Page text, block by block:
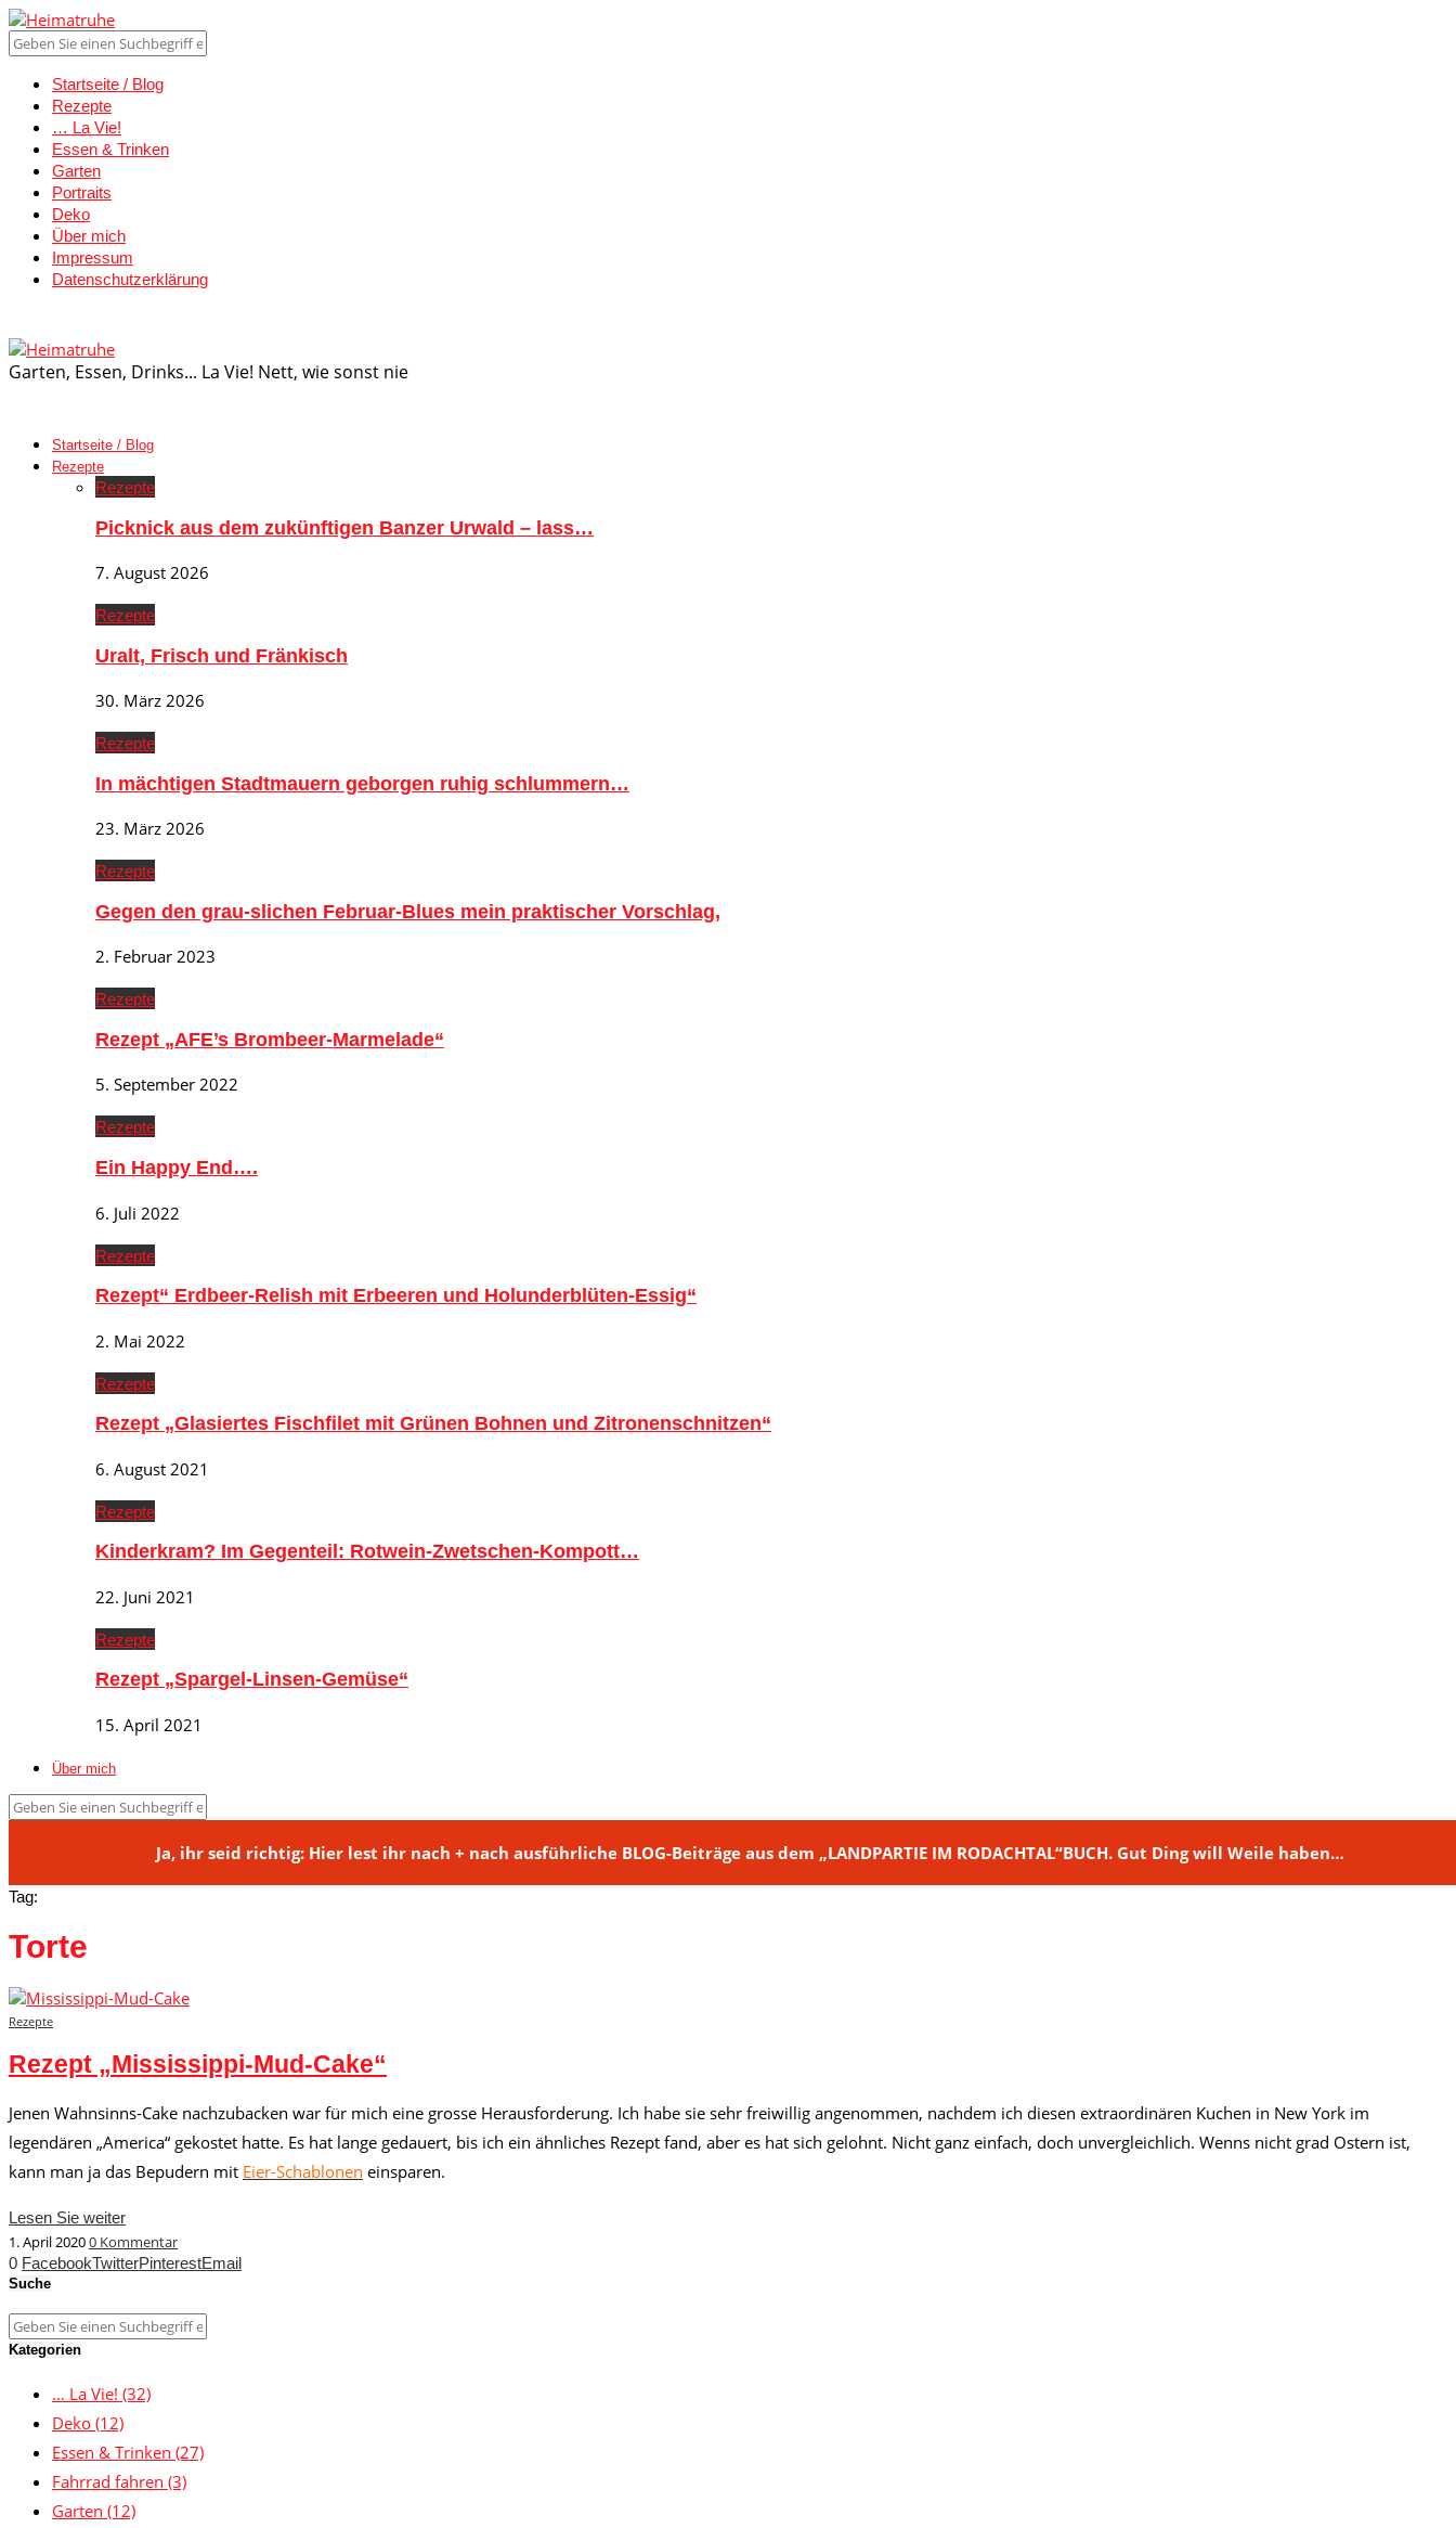
Startseite / Blog
Rezepte
… La Vie!
Essen & Trinken
Garten
Portraits
Deko
Über mich
Impressum
Datenschutzerklärung
Garten, Essen, Drinks... La Vie! Nett, wie sonst nie
Startseite / Blog
Rezepte
Rezepte
Picknick aus dem zukünftigen Banzer Urwald – lass…
7. August 2026
Rezepte
Uralt, Frisch und Fränkisch
30. März 2026
Rezepte
In mächtigen Stadtmauern geborgen ruhig schlummern…
23. März 2026
Rezepte
Gegen den grau-slichen Februar-Blues mein praktischer Vorschlag,
2. Februar 2023
Rezepte
Rezept „AFE’s Brombeer-Marmelade“
5. September 2022
Rezepte
Ein Happy End….
6. Juli 2022
Rezepte
Rezept“ Erdbeer-Relish mit Erbeeren und Holunderblüten-Essig“
2. Mai 2022
Rezepte
Rezept „Glasiertes Fischfilet mit Grünen Bohnen und Zitronenschnitzen“
6. August 2021
Rezepte
Kinderkram? Im Gegenteil: Rotwein-Zwetschen-Kompott…
22. Juni 2021
Rezepte
Rezept „Spargel-Linsen-Gemüse“
15. April 2021
Über mich
Ja, ihr seid richtig: Hier lest ihr nach + nach ausführliche BLOG-Beiträge aus dem „LANDPARTIE IM RODACHTAL“BUCH. Gut Ding will Weile haben…
Tag:
Torte
Rezepte
Rezept „Mississippi-Mud-Cake“
Jenen Wahnsinns-Cake nachzubacken war für mich eine grosse Herausforderung. Ich habe sie sehr freiwillig angenommen, nachdem ich diesen extraordinären Kuchen in New York im
legendären „America“ gekostet hatte. Es hat lange gedauert, bis ich ein ähnliches Rezept fand, aber es hat sich gelohnt. Nicht ganz einfach, doch unvergleichlich. Wenns nicht grad Ostern ist,
kann man ja das Bepudern mit Eier-Schablonen einsparen.
Lesen Sie weiter
1. April 20200 Kommentar
0 FacebookTwitterPinterestEmail
Suche
Kategorien
… La Vie! (32)
Deko (12)
Essen & Trinken (27)
Fahrrad fahren (3)
Garten (12)